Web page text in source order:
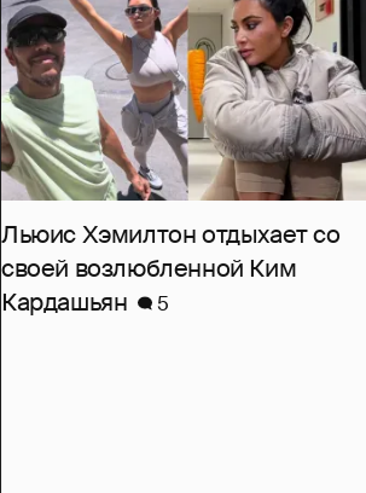
Льюис Хэмилтон отдыхает со
своей возлюбленной Ким
Кардашьян
5